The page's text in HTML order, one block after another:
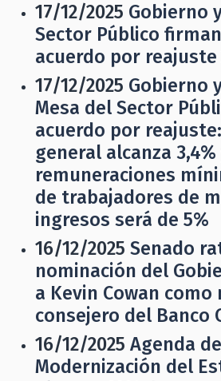
17/12/2025 Gobierno
Sector Público
acuerdo por reajuste
17/12/2025 Gobierno
Mesa del Sector
acuerdo por
general alcanza
remuneraciones
de trabajadores de
ingresos será de 5%
16/12/2025 Senado
nominación del
a Kevin Cowan como
consejero del Banco
16/12/2025 Agenda de
Modernización del